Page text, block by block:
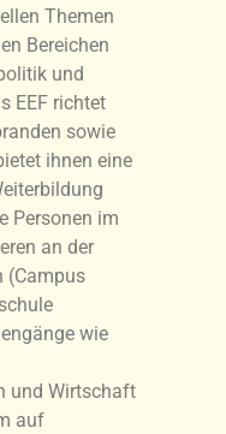
Themen
Bereichen
und
EEF richtet
sowie
ihnen eine
Personen im
an der
(Campus
wie
und Wirtschaft
auf